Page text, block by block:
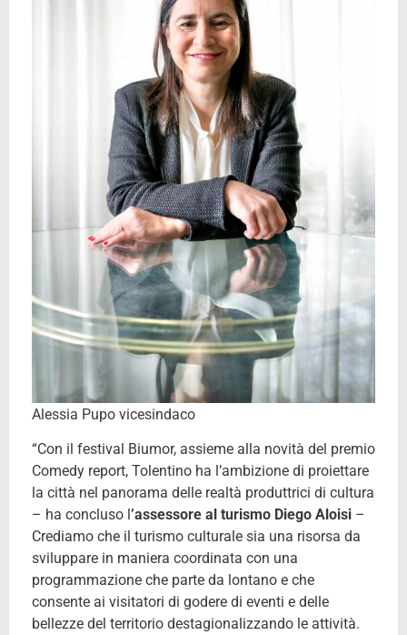
Alessia Pupo vicesindaco
“Con il festival Biumor, assieme alla novità del premio
Comedy report, Tolentino ha l’ambizione di proiettare
la città nel panorama delle realtà produttrici di cultura
– ha concluso l’assessore al turismo Diego Aloisi –
Crediamo che il turismo culturale sia una risorsa da
sviluppare in maniera coordinata con una
programmazione che parte da lontano e che
consente ai visitatori di godere di eventi e delle
bellezze del territorio destagionalizzando le attività.